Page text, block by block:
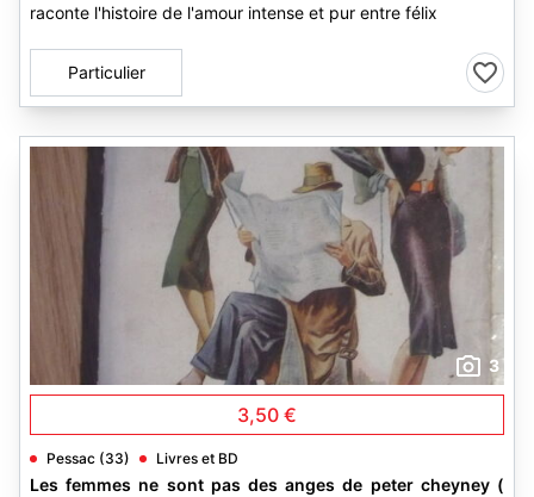
raconte l'histoire de l'amour intense et pur entre félix
Particulier
3
3,50 €
Pessac (33) Livres et BD
Les femmes ne sont pas des anges de peter cheyney (